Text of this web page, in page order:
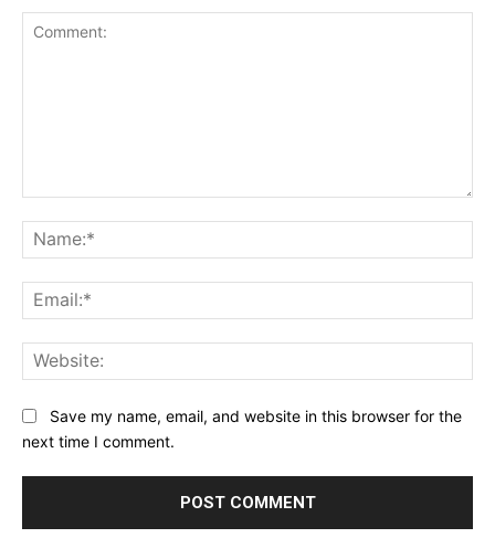
Save my name, email, and website in this browser for the
next time I comment.